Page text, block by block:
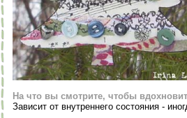
На что вы смотрите, чтобы
Зависит от внутреннего состояния -